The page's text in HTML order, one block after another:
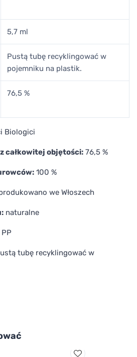
5,7 ml
Pustą tubę recyklingować w
pojemniku na plastik.
76,5 %
Biologici
całkowitej objętości: 76,5 %
100 %
we Włoszech
naturalne
PP
tubę recyklingować w